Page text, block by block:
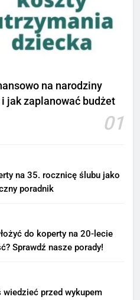
na narodziny
jak zaplanować budżet
01
na 35. rocznicę ślubu jako
poradnik
do koperty na 20-lecie
Sprawdź nasze porady!
wiedzieć przed wykupem